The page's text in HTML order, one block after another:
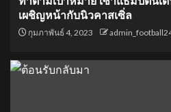
เผชิญหน้ากับนิวคาสเซิ่ล
กุมภาพันธ์ 4, 2023